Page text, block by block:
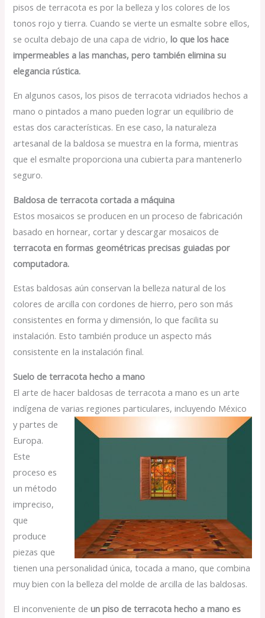
pisos de terracota es por la belleza y los colores de los
tonos rojo y tierra. Cuando se vierte un esmalte sobre ellos,
se oculta debajo de una capa de vidrio,lo que los hace
impermeables a las manchas, pero también elimina su
elegancia rústica.
En algunos casos, los pisos de terracota vidriados hechos a
mano o pintados a mano pueden lograr un equilibrio de
estas dos características. En ese caso, la naturaleza
artesanal de la baldosa se muestra en la forma, mientras
que el esmalte proporciona una cubierta para mantenerlo
seguro.
Baldosa de terracota cortada a máquina
Estos mosaicos se producen en un proceso de fabricación
basado en hornear, cortar y descargar mosaicos de
terracota en formas geométricas precisas guiadas por
computadora.
Estas baldosas aún conservan la belleza natural de los
colores de arcilla con cordones de hierro, pero son más
consistentes en forma y dimensión, lo que facilita su
instalación. Esto también produce un aspecto más
consistente en la instalación final.
Suelo de terracota hecho a mano
El arte de hacer baldosas de terracota a mano es un arte
indígena de varias regiones particulares, incluyendo México
y partes de
Europa.
Este
proceso es
un método
impreciso,
que
produce
piezas que
tienen una personalidad única, tocada a mano, que combina
muy bien con la belleza del molde de arcilla de las baldosas.
El inconveniente deun piso de terracota hecho a mano es